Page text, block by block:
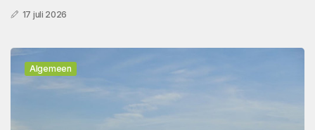
17 juli 2026
Algemeen